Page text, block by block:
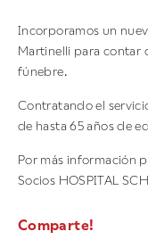
Incorporamos un
Martinelli para contar
fúnebre.
Contratando el
de hasta 65 años de
Por más información
Socios HOSPITAL
Comparte!